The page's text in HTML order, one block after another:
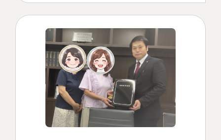
450-0002
知県名古屋市中村区名駅三丁目28
名古屋ビルヂング25階
〒330-0854
埼玉県さいたま市大宮区桜木町一丁目
195番地1
大宮ソラミチKOZ4階
Access
い！！と、私も思わず「お願いします！」としか言えない